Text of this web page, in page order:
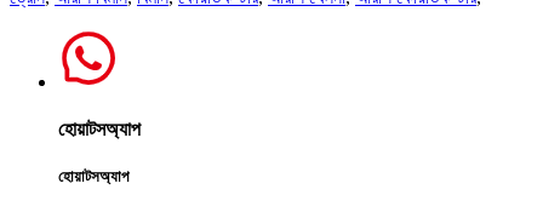
হোয়াটসঅ্যাপ
হোয়াটসঅ্যাপ